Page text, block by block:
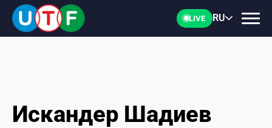
LIVE RU
ГЛАВНАЯ
Искандер Шадиев